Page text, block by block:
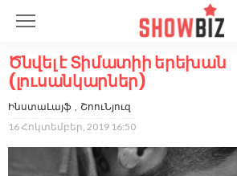
Ծնվել է Տիմատիի երեխան
(լուսանկարներ)
ԻնստաԼայֆ
ՇոուՆյուզ
16 Հոկտեմբեր, 2019 16:50